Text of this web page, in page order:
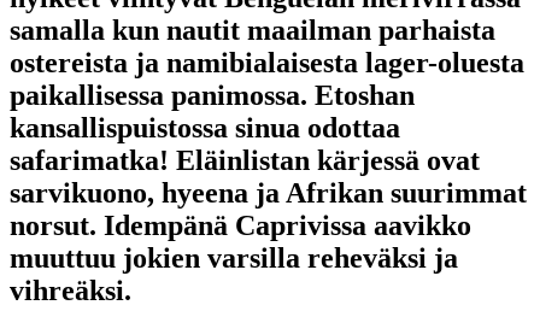
samalla kun nautit maailman parhaista
ostereista ja namibialaisesta lager-oluesta
paikallisessa panimossa. Etoshan
kansallispuistossa sinua odottaa
safarimatka! Eläinlistan kärjessä ovat
sarvikuono, hyeena ja Afrikan suurimmat
norsut. Idempänä Caprivissa aavikko
muuttuu jokien varsilla reheväksi ja
vihreäksi.